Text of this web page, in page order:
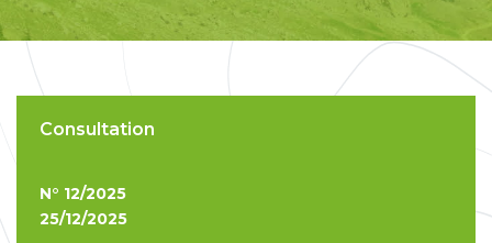
o
Consultation
N° 12/2025
25/12/2025